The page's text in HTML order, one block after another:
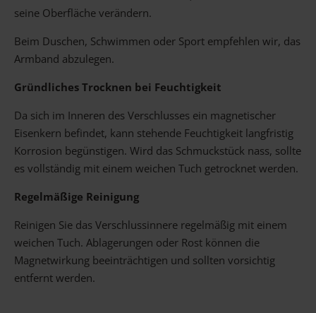
seine Oberfläche verändern.
Beim Duschen, Schwimmen oder Sport empfehlen wir, das
Armband abzulegen.
Gründliches Trocknen bei Feuchtigkeit
Da sich im Inneren des Verschlusses ein magnetischer
Eisenkern befindet, kann stehende Feuchtigkeit langfristig
Korrosion begünstigen. Wird das Schmuckstück nass, sollte
es vollständig mit einem weichen Tuch getrocknet werden.
Regelmäßige Reinigung
Reinigen Sie das Verschlussinnere regelmäßig mit einem
weichen Tuch. Ablagerungen oder Rost können die
Magnetwirkung beeinträchtigen und sollten vorsichtig
entfernt werden.